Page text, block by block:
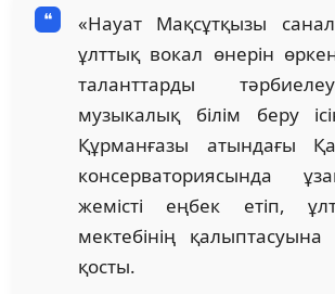
«Науат Мақсұтқызы
ұлттық вокал өнерін
таланттарды
музыкалық білім беру
Құрманғазы атындағы
консерваториясында
жемісті еңбек етіп,
мектебінің қалыптасуына
қосты.